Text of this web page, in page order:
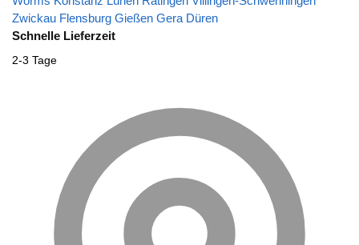
Zwickau Flensburg Gießen Gera Düren
Schnelle Lieferzeit
2-3 Tage